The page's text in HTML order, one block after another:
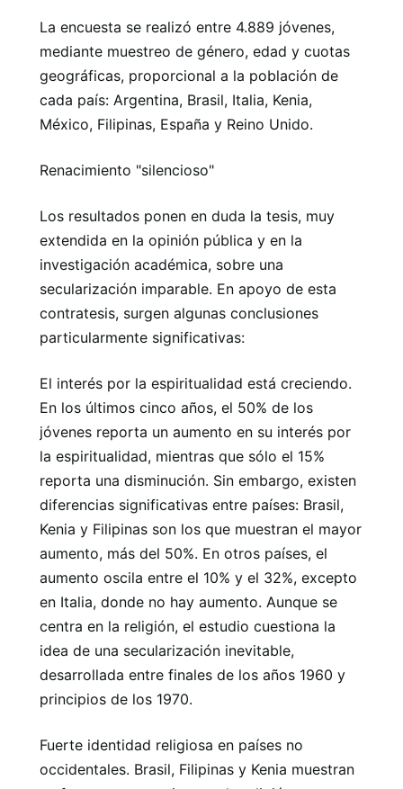
La encuesta se realizó entre 4.889 jóvenes,
mediante muestreo de género, edad y cuotas
geográficas, proporcional a la población de
cada país: Argentina, Brasil, Italia, Kenia,
México, Filipinas, España y Reino Unido.
Renacimiento "silencioso"
Los resultados ponen en duda la tesis, muy
extendida en la opinión pública y en la
investigación académica, sobre una
secularización imparable. En apoyo de esta
contratesis, surgen algunas conclusiones
particularmente significativas:
El interés por la espiritualidad está creciendo.
En los últimos cinco años, el 50% de los
jóvenes reporta un aumento en su interés por
la espiritualidad, mientras que sólo el 15%
reporta una disminución. Sin embargo, existen
diferencias significativas entre países: Brasil,
Kenia y Filipinas son los que muestran el mayor
aumento, más del 50%. En otros países, el
aumento oscila entre el 10% y el 32%, excepto
en Italia, donde no hay aumento. Aunque se
centra en la religión, el estudio cuestiona la
idea de una secularización inevitable,
desarrollada entre finales de los años 1960 y
principios de los 1970.
Fuerte identidad religiosa en países no
occidentales. Brasil, Filipinas y Kenia muestran